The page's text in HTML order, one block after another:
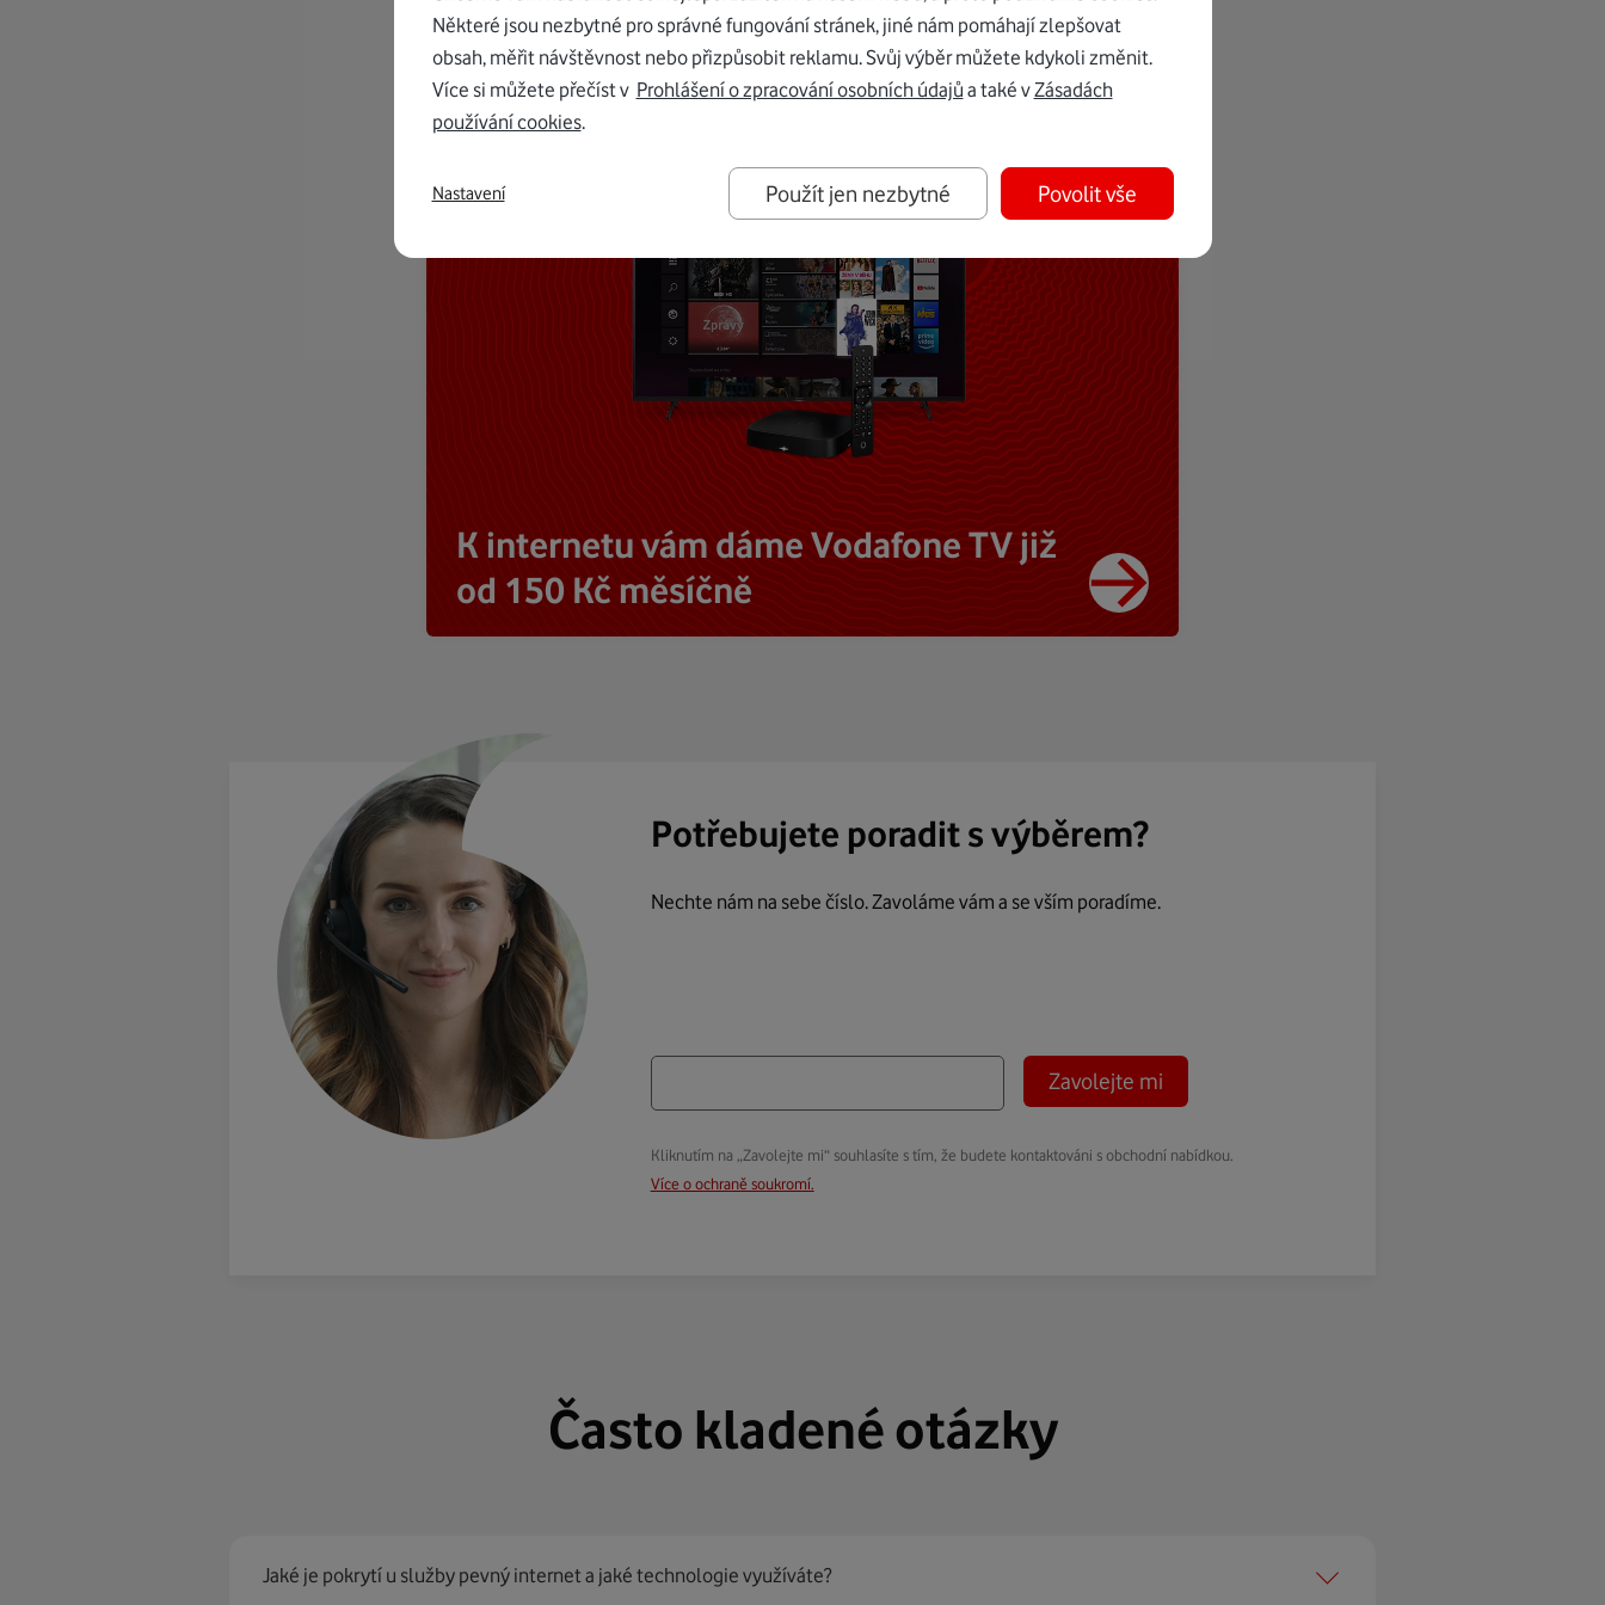
Mohlo by vás zajímat
K internetu vám dáme Vodafone TV již
od 150 Kč měsíčně
Potřebujete poradit s výběrem?
Nechte nám na sebe číslo. Zavoláme vám a se vším poradíme.
Zavolejte mi
Kliknutím na „Zavolejte mi“ souhlasíte s tím, že budete kontaktováni s obchodní nabídkou.
Více o ochraně soukromí.
Často kladené otázky
Jaké je pokrytí u služby pevný internet a jaké technologie využíváte?
Některé jsou nezbytné pro správné fungování stránek, jiné nám pomáhají zlepšovat
obsah, měřit návštěvnost nebo přizpůsobit reklamu. Svůj výběr můžete kdykoli změnit.
Více si můžete přečíst v Prohlášení o zpracování osobních údajů a také vZásadách
používání cookies.
Použít jen nezbytné Povolit vše
Nastavení